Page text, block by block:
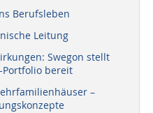
Berufsleben
Leitung
Swegon stellt
Portfolio bereit
–